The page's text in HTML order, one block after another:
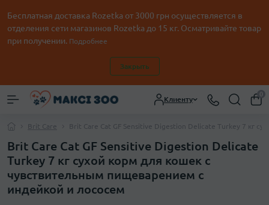
Бесплатная доставка Rozetka от 3000 грн осуществляется в
отделения сети магазинов Rozetka до 15 кг. Осматривайте товар
при получении. Подробнее
Закрыть
Клиенту
0
Brit Care Brit Care Cat GF Sensitive Digestion Delicate Turkey 7 кг
Brit Care Cat GF Sensitive Digestion Delicate
Turkey 7 кг сухой корм для кошек с
чувствительным пищеварением с
индейкой и лососем